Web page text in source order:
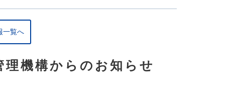
一覧へ
理機構からのお知らせ